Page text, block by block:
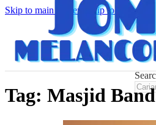
Skip to main content Skip to footer
Tag: Masjid